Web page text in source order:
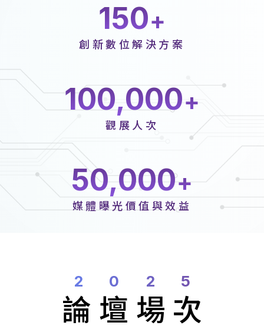
150
創新數位解決方案
100,000
觀展人次
50,000
媒體曝光價值與效益
2025
論壇 場次